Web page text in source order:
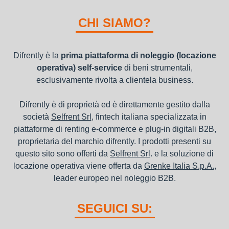
nel bilancio, poiché i canoni vengono considerati un servizio. I
canoni di noleggio sono deducibili ai fini IRES e IRAP
CHI SIAMO?
Difrently è la prima piattaforma di noleggio (locazione
operativa) self-servicedi beni strumentali,
esclusivamente rivolta a clientela business.
Difrently è di proprietà ed è direttamente gestito dalla
società Selfrent Srl , fintech italiana specializzata in
piattaforme di renting e-commerce e plug-in digitali B2B,
proprietaria del marchio difrently. I prodotti presenti su
questo sito sono offerti da Selfrent Srl . e la soluzione di
locazione operativa viene offerta da Grenke Italia S.p.A.,
leader europeo nel noleggio B2B.
SEGUICI SU: